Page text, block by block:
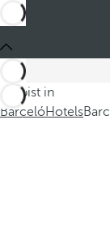
Du bist in
BarcelóHotels